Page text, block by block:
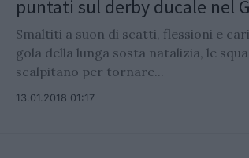
puntati sul derby ducale nel
Smaltiti a suon di scatti, flessioni e
gola della lunga sosta natalizia, le
scalpitano per tornare...
13.01.2018 01:17